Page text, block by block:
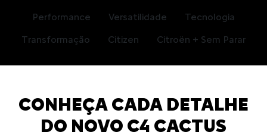
Performance Versatilidade
Tecnologia
Transformação
Citizen Citroën + Sem Parar
CONHEÇA CADA DETALHE
DO NOVO C4 CACTUS